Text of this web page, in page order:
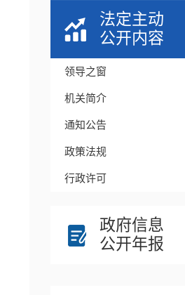
法定主动
公开内容
领导之窗
机关简介
通知公告
政策法规
行政许可
政府信息
公开年报